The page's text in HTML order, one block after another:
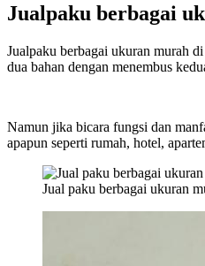
Jualpaku berbagai
Jualpaku berbagai ukuran murah
dua bahan dengan menembus
Namun jika bicara fungsi dan
apapun seperti rumah, hotel,
Jual paku berbagai ukuran